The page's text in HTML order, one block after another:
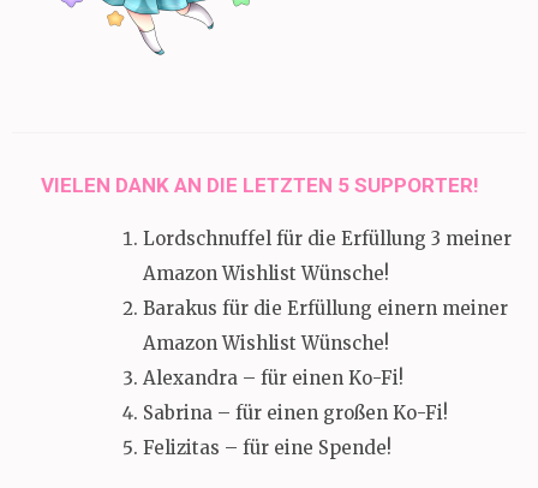
VIELEN DANK AN DIE LETZTEN 5 SUPPORTER!
Lordschnuffel für die Erfüllung 3 meiner
Amazon Wishlist Wünsche!
Barakus für die Erfüllung einern meiner
Amazon Wishlist Wünsche!
Alexandra – für einen Ko-Fi!
Sabrina – für einen großen Ko-Fi!
Felizitas – für eine Spende!